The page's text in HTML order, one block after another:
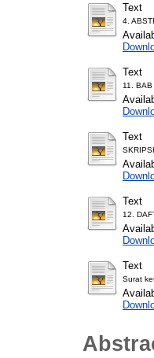
Text
4.
Text
11.
Text
Text
12.
Text
Surat